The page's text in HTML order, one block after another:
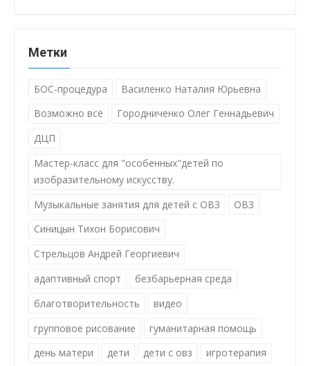
Метки
БОС-процедура
Василенко Наталия Юрьевна
Возможно всё
Городниченко Олег Геннадьевич
ДЦП
Мастер-класс для "особенных"детей по
изобразительному искусству.
Музыкальные занятия для детей с ОВЗ
ОВЗ
Синицын Тихон Борисович
Стрельцов Андрей Георгиевич
адаптивный спорт
безбарьерная среда
благотворительность
видео
групповое рисование
гуманитарная помощь
день матери
дети дети с овз
игротерапия